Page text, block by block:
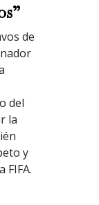
de
del
la
y
FIFA.